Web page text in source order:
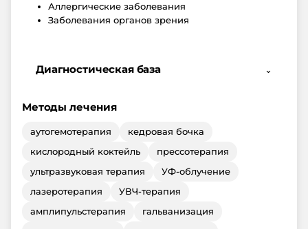
Аллергические заболевания
Заболевания органов зрения
Диагностическая база ⌄
Методы лечения
аутогемотерапия
кедровая бочка
кислородный коктейль
прессотерапия
ультразвуковая терапия
УФ-облучение
лазеротерапия
УВЧ-терапия
амплипульстерапия
гальванизация